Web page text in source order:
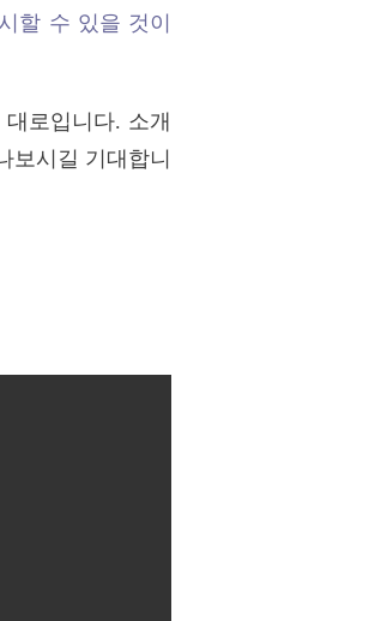
할 수 있을 것이
로입니다. 소개
보시길 기대합니